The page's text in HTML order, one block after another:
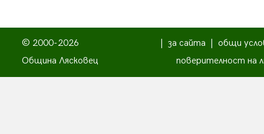
© 2000-2026
Община Лясковец
за сайта
общи
поверителност на